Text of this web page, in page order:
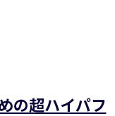
の超ハイパフ